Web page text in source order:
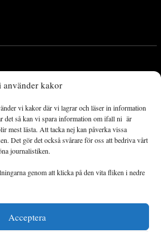
använder kakor
vi kakor där vi lagrar och läser in information
det så kan vi spara information om ifall ni är
mest lästa. Att tacka nej kan påverka vissa
Det gör det också svårare för oss att bedriva vårt
journalistiken.
genom att klicka på den vita fliken i nedre
Acceptera
nyhetstidning med bred bevakning av
lokalt och globalt och med fokus på
till ett hållbart samhälle går
för alla människor, minskade
samt utrymme för allt levande att